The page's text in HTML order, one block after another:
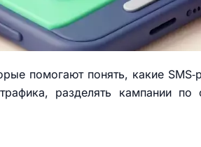
помогают понять, какие
разделять кампании